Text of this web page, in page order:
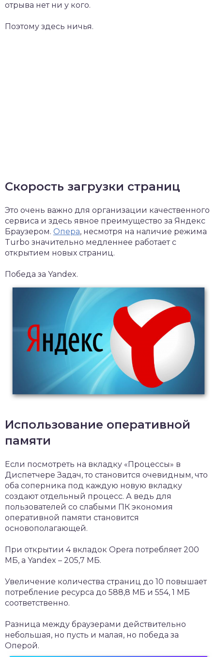
отрыва нет ни у кого.
Поэтому здесь ничья.
Скорость загрузки страниц
Это очень важно для организации качественного
сервиса и здесь явное преимущество за Яндекс
Браузером. Опера, несмотря на наличие режима
Turbo значительно медленнее работает с
открытием новых страниц.
Победа за Yandex.
Использование оперативной
памяти
Если посмотреть на вкладку «Процессы» в
Диспетчере Задач, то становится очевидным, что
оба соперника под каждую новую вкладку
создают отдельный процесс. А ведь для
пользователей со слабыми ПК экономия
оперативной памяти становится
основополагающей.
При открытии 4 вкладок Opera потребляет 200
МБ, а Yandex – 205,7 МБ.
Увеличение количества страниц до 10 повышает
потребление ресурса до 588,8 МБ и 554, 1 МБ
соответственно.
Разница между браузерами действительно
небольшая, но пусть и малая, но победа за
Оперой.